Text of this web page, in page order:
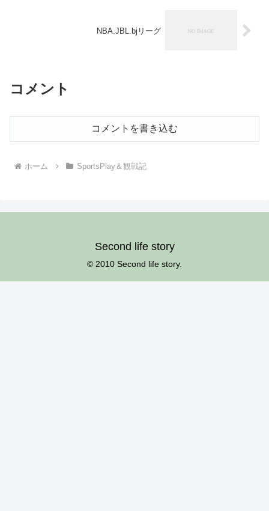
NBA.JBL.bjリーグ
コメント
コメントを書き込む
ホーム SportsPlay＆観戦記
Second life story
© 2010 Second life story.